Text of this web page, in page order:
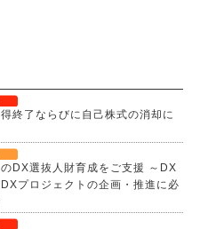
終了ならびに自己株式の消却に
DX選抜人財育成をご支援 ～DX
プロジェクトの企画・推進に必